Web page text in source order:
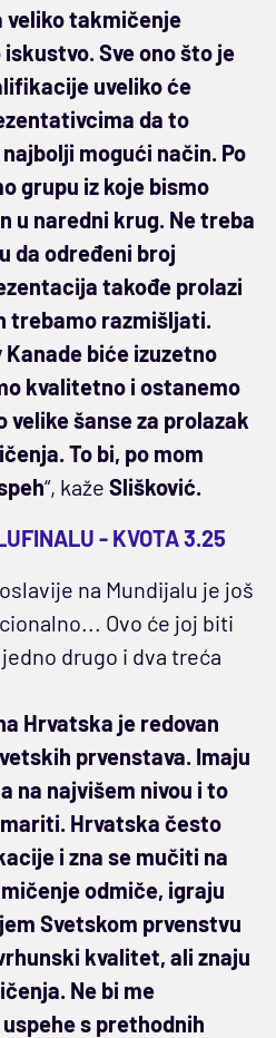
veliko takmičenje
Sve ono što je
uveliko će
da to
mogući način. Po
grupu iz koje bismo
u naredni krug. Ne treba
da određeni broj
takođe prolazi
trebamo razmišljati.
biće izuzetno
kvalitetno i ostanemo
velike šanse za prolazak
To bi, po mom
“, kaže Slišković.
- KVOTA 3.25
na Mundijalu je još
Ovo će joj biti
drugo i dva treća
Hrvatska je redovan
prvenstava. Imaju
na najvišem nivou i to
Hrvatska često
i zna se mučiti na
odmiče, igraju
Svetskom prvenstvu
kvalitet, ali znaju
Ne bi me
s prethodnih